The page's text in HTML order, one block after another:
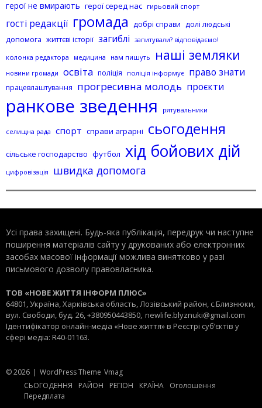
герої не вмирають герої серед нас гирьовий спорт
гості редакції громада добрі справи долі людські
допомога життєві історії загиблі запитували? відповідаємо!
колонка редактора
медицина нам пишуть наші земляки
новини громади освіта поліція поліція інформує право знати
працевлаштування прогресивна молодь проєкти
ранкове зведення рятувальники
селищна рада спорт справи аграрні сьогодення
сільське господарство футбол хід бойових дій
цифровізація швидка допомога
Усі права захищені. Будь-яка публiкацiя, передрук чи наступне
поширення матеріалів сайту у друкованих або електронних
засобах масової інформації можлива винятково у разі
письмового дозволу правовласника.
ТОВ «НОВЕ ЖИТТЯ ІНФОРМ ПЛЮС»
64801, Україна, Харківська область, Лозівський район, с.Близнюки,
вул. Свободи, буд. 26, +380950443850, newlife.blyznuki@gmail.com
Ідентифікатор онлайн-медіа «Нове життя» в Реєстрі суб’єктів у
сфері медіа: R40-01163.
© 2026 | WordPress Theme Vmag
СЬОГОДЕННЯ
РАЙОН РЕГІОН КРАЇНА
Оголошення
Передплата